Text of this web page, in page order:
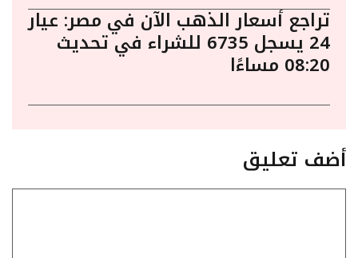
تراجع أسعار الذهب الآن في مصر: عيار
24 يسجل 6735 للشراء في تحديث
08:20 مساءًا
أضف تعليق